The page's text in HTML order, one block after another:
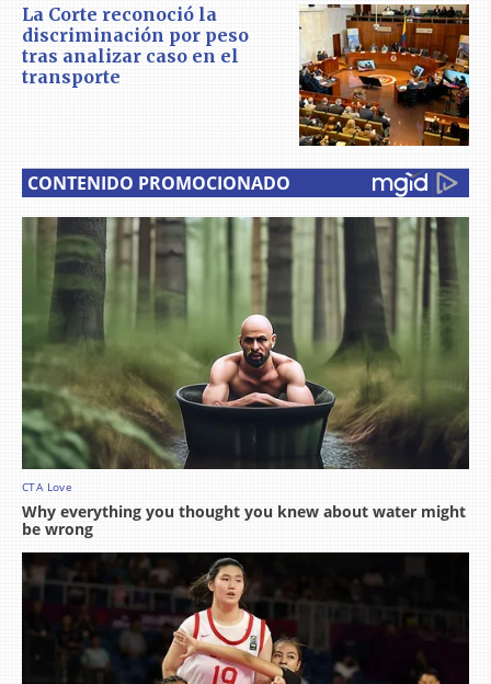
La Corte reconoció la
discriminación por peso
tras analizar caso en el
transporte